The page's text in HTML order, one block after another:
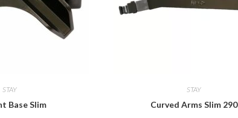
STAY
Base Slim
STAY
Curved Arms Slim 290